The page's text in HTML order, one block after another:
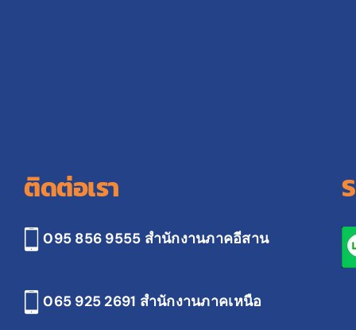
ติดต่อเรา
095 856 9555 สำนักงานภาคอีสาน
065 925 2691 สำนักงานภาคเหนือ